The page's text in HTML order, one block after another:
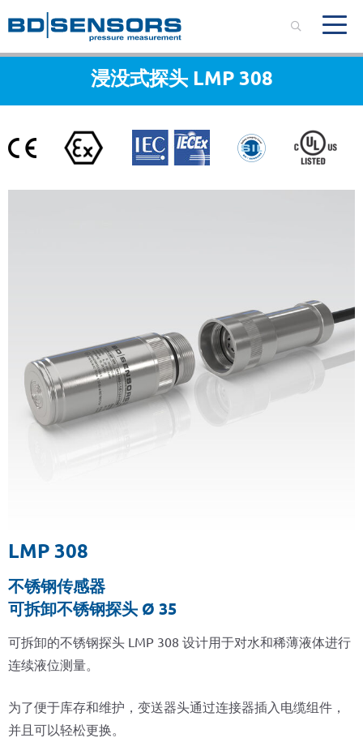
浸没式探头 LMP 308
LMP 308
不锈钢传感器
可拆卸不锈钢探头 Ø 35
可拆卸的不锈钢探头 LMP 308 设计用于对水和稀薄液体进行
连续液位测量。
为了便于库存和维护，变送器头通过连接器插入电缆组件，
并且可以轻松更换。